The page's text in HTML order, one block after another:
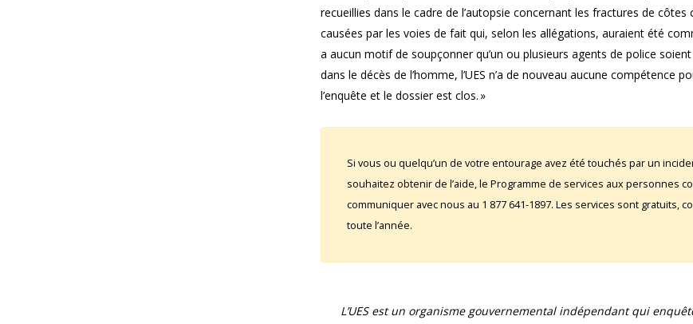
recueillies dans le cadre de l’autopsie concernant les fractures de
causées par les voies de fait qui, selon les allégations, auraient été
a aucun motif de soupçonner qu’un ou plusieurs agents de police
dans le décès de l’homme, l’UES n’a de nouveau aucune compétence
l’enquête et le dossier est clos. »
Si vous ou quelqu’un de votre entourage avez été touchés par un
souhaitez obtenir de l’aide, le Programme de services aux personnes
communiquer avec nous au 1 877 641-1897. Les services sont gratuits,
toute l’année.
L’UES est un organisme gouvernemental indépendant qui